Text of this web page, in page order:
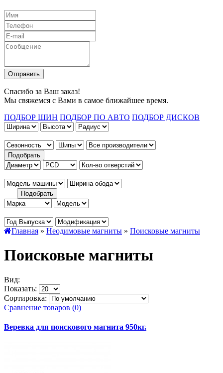
Спасибо за Ваш заказ!
Мы свяжемся с Вами в самое ближайшее время.
ПОДБОР ШИН ПОДБОР ПО АВТО ПОДБОР ДИСКОВ
Главная » Неодимовые магниты » Поисковые магниты
Поисковые магниты
Вид:
Показать:
Сортировка:
Сравнение товаров (0)
Веревка для поискового магнита 950кг.